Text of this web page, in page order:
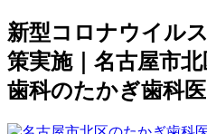
新型コロナウイル
策実施｜名古屋市
歯科のたかぎ歯科